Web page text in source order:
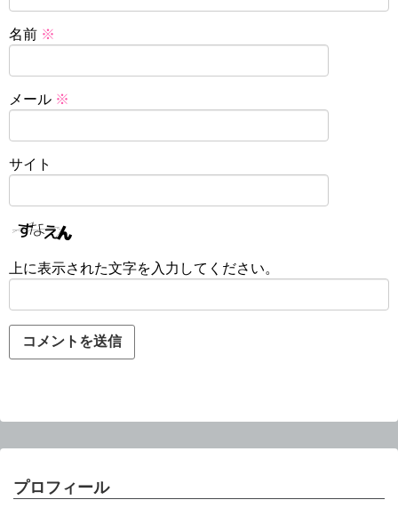
名前 ※
メール ※
サイト
上に表示された文字を入力してください。
プロフィール